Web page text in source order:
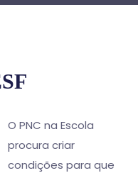
O PNC na Escola
procura criar
condições para que